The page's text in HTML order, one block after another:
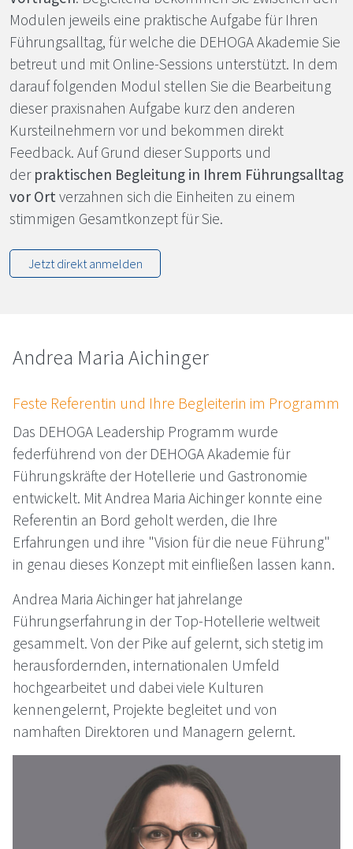
Modulen jeweils eine praktische Aufgabe für Ihren
Führungsalltag, für welche die DEHOGAAkademie Sie
betreut und mit Online-Sessions unterstützt. In dem
darauf folgenden Modul stellen Sie die Bearbeitung
dieser praxisnahen Aufgabe kurz den anderen
Kursteilnehmern vor und bekommen direkt
Feedback. Auf Grund dieser Supports und
der praktischen Begleitung in Ihrem Führungsalltag
vor Ortverzahnen sich die Einheiten zu einem
stimmigen Gesamtkonzept für Sie.
Jetzt direkt anmelden
An­drea Ma­ria Aichin­ger
Fes­te Re­fe­ren­tin und Ih­re Be­glei­te­rin im Pro­gramm
Das DEHOGA Leadership Programm wurde
federführend von der DEHOGAAkademie für
Führungskräfte der Hotellerie und Gastronomie
entwickelt. Mit Andrea Maria Aichinger konnte eine
Referentin an Bord geholt werden, die Ihre
Erfahrungen und ihre "Vision für die neue Führung"
in genau dieses Konzept mit einfließen lassen kann.
Andrea Maria Aichinger hat jahrelange
Führungserfahrung in der Top-Hotellerie weltweit
gesammelt. Von der Pike auf gelernt, sich stetig im
herausfordernden, internationalen Umfeld
hochgearbeitet und dabei viele Kulturen
kennengelernt, Projekte begleitet und von
namhaften Direktoren und Managern gelernt.